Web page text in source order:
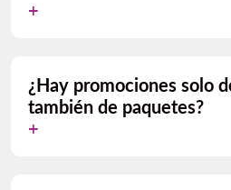
¿Hay promociones solo
también de paquetes?